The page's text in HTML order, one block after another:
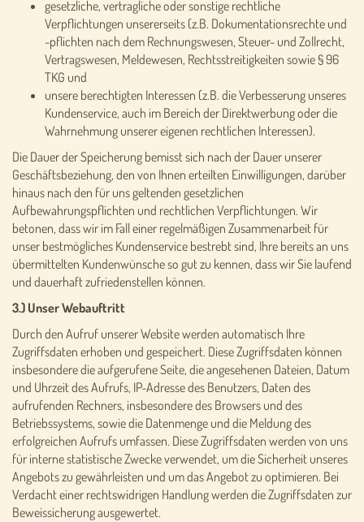
gesetzliche, vertragliche oder sonstige rechtliche
Verpflichtungen unsererseits (z.B. Dokumentationsrechte und
-pflichten nach dem Rechnungswesen, Steuer- und Zollrecht,
Vertragswesen, Meldewesen, Rechtsstreitigkeiten sowie § 96
TKG und
unsere berechtigten Interessen (z.B. die Verbesserung unseres
Kundenservice, auch im Bereich der Direktwerbung oder die
Wahrnehmung unserer eigenen rechtlichen Interessen).
Die Dauer der Speicherung bemisst sich nach der Dauer unserer
Geschäftsbeziehung, den von Ihnen erteilten Einwilligungen, darüber
hinaus nach den für uns geltenden gesetzlichen
Aufbewahrungspflichten und rechtlichen Verpflichtungen. Wir
betonen, dass wir im Fall einer regelmäßigen Zusammenarbeit für
unser bestmögliches Kundenservice bestrebt sind, Ihre bereits an uns
übermittelten Kundenwünsche so gut zu kennen, dass wir Sie laufend
und dauerhaft zufriedenstellen können.
3.) Unser Webauftritt
Durch den Aufruf unserer Website werden automatisch Ihre
Zugriffsdaten erhoben und gespeichert. Diese Zugriffsdaten können
insbesondere die aufgerufene Seite, die angesehenen Dateien, Datum
und Uhrzeit des Aufrufs, IP-Adresse des Benutzers, Daten des
aufrufenden Rechners, insbesondere des Browsers und des
Betriebssystems, sowie die Datenmenge und die Meldung des
erfolgreichen Aufrufs umfassen. Diese Zugriffsdaten werden von uns
für interne statistische Zwecke verwendet, um die Sicherheit unseres
Angebots zu gewährleisten und um das Angebot zu optimieren. Bei
Verdacht einer rechtswidrigen Handlung werden die Zugriffsdaten zur
Beweissicherung ausgewertet.